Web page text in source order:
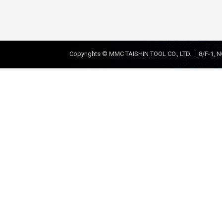
Copyrights © MMC TAISHIN TOOL CO., LTD. │ 8/F-1,